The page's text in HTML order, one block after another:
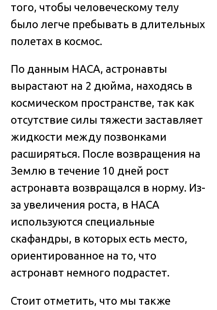
того, чтобы человеческому телу
было легче пребывать в длительных
полетах в космос.
По данным НАСА, астронавты
вырастают на 2 дюйма, находясь в
космическом пространстве, так как
отсутствие силы тяжести заставляет
жидкости между позвонками
расширяться. После возвращения на
Землю в течение 10 дней рост
астронавта возвращался в норму. Из-
за увеличения роста, в НАСА
используются специальные
скафандры, в которых есть место,
ориентированное на то, что
астронавт немного подрастет.
Стоит отметить, что мы также